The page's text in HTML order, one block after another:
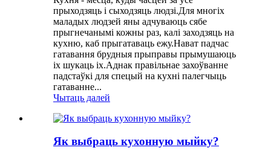
прыходзяць і сыходзяць людзі.Для многіх
маладых людзей яны адчуваюць сябе
прыгнечанымі кожны раз, калі заходзяць на
кухню, каб прыгатаваць ежу.Нават падчас
гатавання брудныя прыправы прымушаюць
іх шукаць іх.Аднак правільнае захоўванне
падстаўкі для спецый на кухні палегчыць
гатаванне...
Чытаць далей
Як выбраць кухонную мыйку?